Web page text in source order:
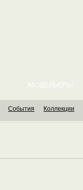
МОДЕЛЬЕРЫ
События Коллекции